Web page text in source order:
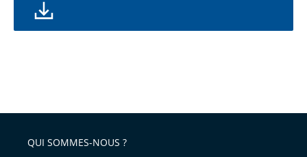
QUI SOMMES-NOUS ?